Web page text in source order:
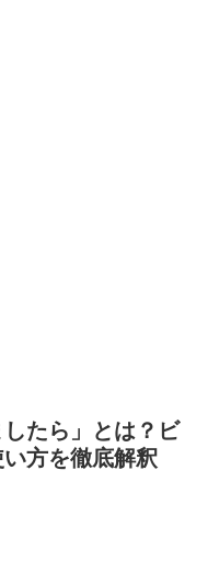
したら」とは？ビ
方を徹底解釈